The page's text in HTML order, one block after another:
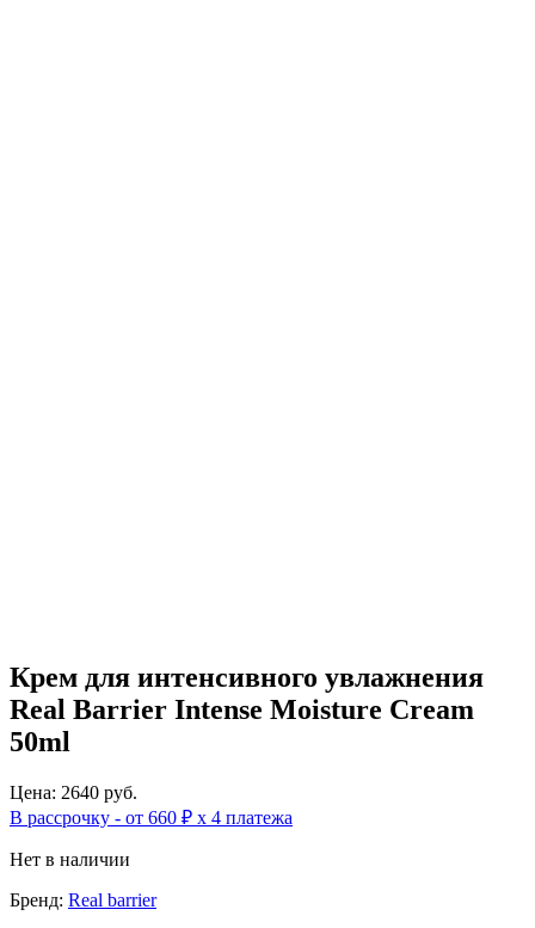
Крем для интенсивного увлажнения
Real Barrier Intense Moisture Cream
50ml
Цена: 2640 руб.
В рассрочку - от 660 ₽ х 4 платежа
Нет в наличии
Бренд: Real barrier